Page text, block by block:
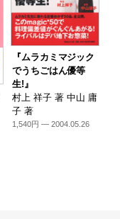
『ムラカミマジック
でうちごはん優等
生!』
村上 祥子 著 中山 庸
子 著
1,540円 — 2004.05.26